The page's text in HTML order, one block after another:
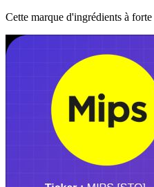
Cette marque d'ingrédients à